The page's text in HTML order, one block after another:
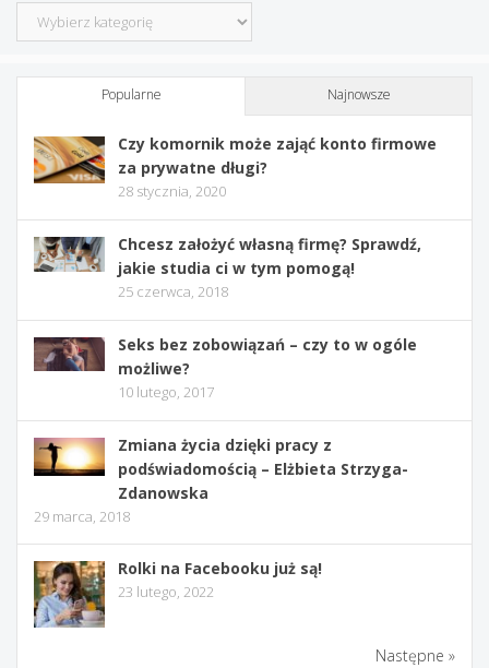
Kategorie
Popularne Najnowsze
Czy komornik może zająć konto firmowe
za prywatne długi?
28 stycznia, 2020
Chcesz założyć własną firmę? Sprawdź,
jakie studia ci w tym pomogą!
25 czerwca, 2018
Seks bez zobowiązań – czy to w ogóle
możliwe?
10 lutego, 2017
Zmiana życia dzięki pracy z
podświadomością – Elżbieta Strzyga-
Zdanowska
29 marca, 2018
Rolki na Facebooku już są!
23 lutego, 2022
Następne »